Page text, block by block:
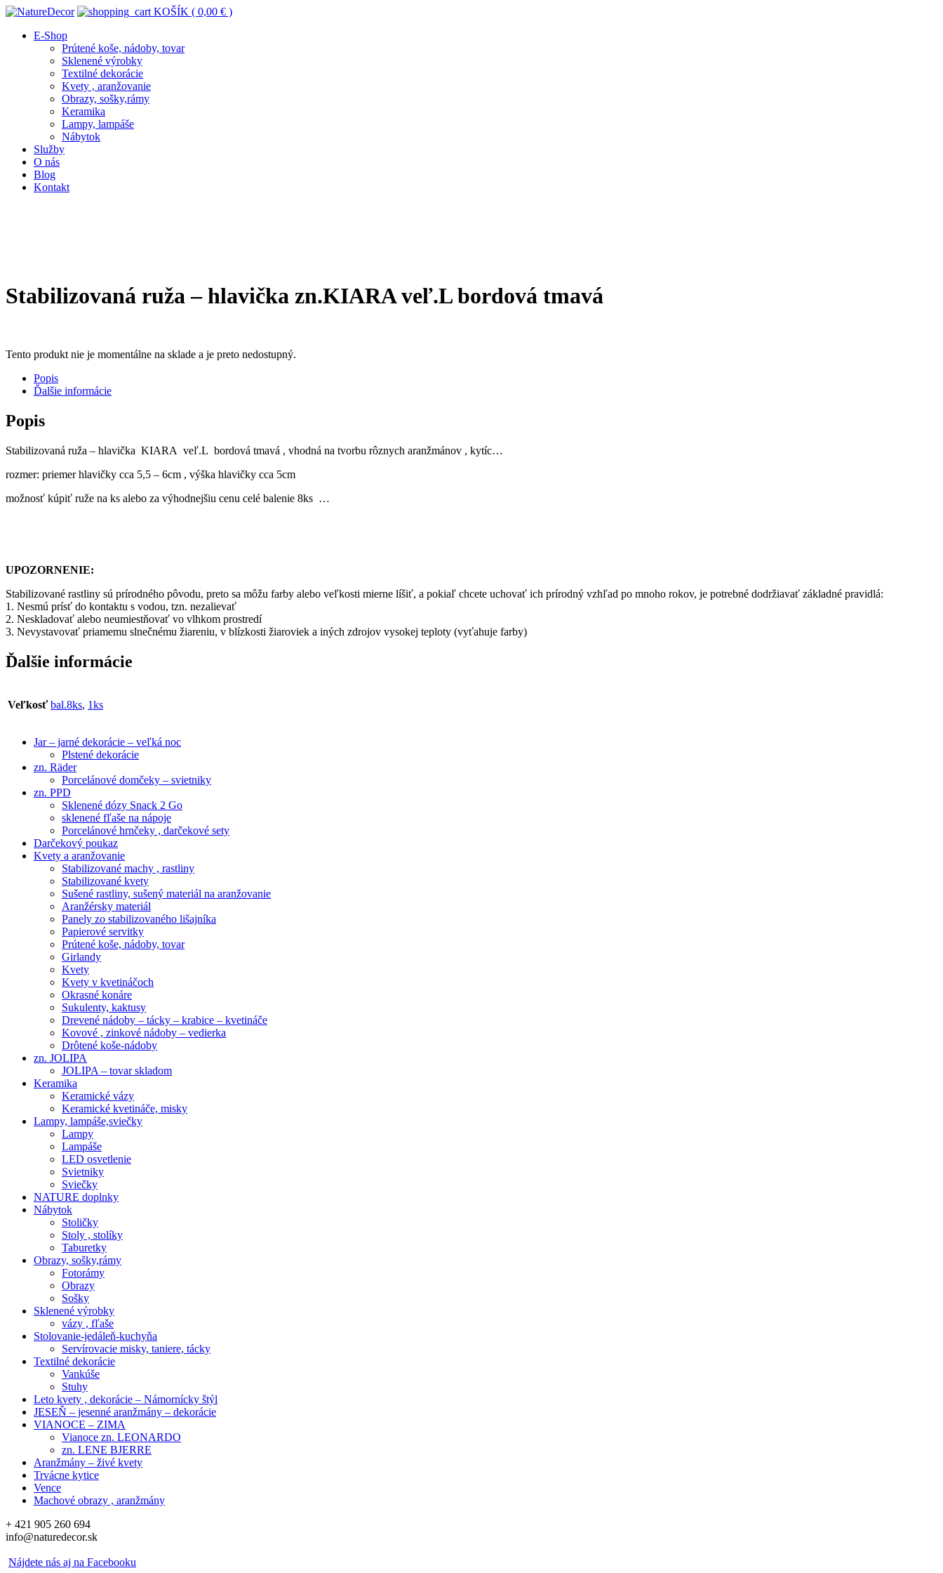
KOŠÍK ( 0,00 € )
E-Shop
Prútené koše, nádoby, tovar
Sklenené výrobky
Textilné dekorácie
Kvety , aranžovanie
Obrazy, sošky,rámy
Keramika
Lampy, lampáše
Nábytok
Služby
O nás
Blog
Kontakt
Stabilizovaná ruža – hlavička zn.KIARA veľ.L bordová tmavá
Tento produkt nie je momentálne na sklade a je preto nedostupný.
Popis
Ďalšie informácie
Popis
Stabilizovaná ruža – hlavička KIARA veľ.L bordová tmavá , vhodná na tvorbu rôznych aranžmánov , kytíc…
rozmer: priemer hlavičky cca 5,5 – 6cm , výška hlavičky cca 5cm
možnosť kúpiť ruže na ks alebo za výhodnejšiu cenu celé balenie 8ks …
UPOZORNENIE:
Stabilizované rastliny sú prírodného pôvodu, preto sa môžu farby alebo veľkosti mierne líšiť, a pokiaľ chcete uchovať ich prírodný vzhľad po mnoho rokov, je potrebné dodržiavať základné pravidlá:
1. Nesmú prísť do kontaktu s vodou, tzn. nezalievať
2. Neskladovať alebo neumiestňovať vo vlhkom prostredí
3. Nevystavovať priamemu slnečnému žiareniu, v blízkosti žiaroviek a iných zdrojov vysokej teploty (vyťahuje farby)
Ďalšie informácie
Veľkosť bal.8ks, 1ks
Jar – jarné dekorácie – veľká noc
Plstené dekorácie
zn. Räder
Porcelánové domčeky – svietniky
zn. PPD
Sklenené dózy Snack 2 Go
sklenené fľaše na nápoje
Porcelánové hrnčeky , darčekové sety
Darčekový poukaz
Kvety a aranžovanie
Stabilizované machy , rastliny
Stabilizované kvety
Sušené rastliny, sušený materiál na aranžovanie
Aranžérsky materiál
Panely zo stabilizovaného lišajníka
Papierové servitky
Prútené koše, nádoby, tovar
Girlandy
Kvety
Kvety v kvetináčoch
Okrasné konáre
Sukulenty, kaktusy
Drevené nádoby – tácky – krabice – kvetináče
Kovové , zinkové nádoby – vedierka
Drôtené koše-nádoby
zn. JOLIPA
JOLIPA – tovar skladom
Keramika
Keramické vázy
Keramické kvetináče, misky
Lampy, lampáše,sviečky
Lampy
Lampáše
LED osvetlenie
Svietniky
Sviečky
NATURE doplnky
Nábytok
Stoličky
Stoly , stolíky
Taburetky
Obrazy, sošky,rámy
Fotorámy
Obrazy
Sošky
Sklenené výrobky
vázy , fľaše
Stolovanie-jedáleň-kuchyňa
Servírovacie misky, taniere, tácky
Textilné dekorácie
Vankúše
Stuhy
Leto kvety , dekorácie – Námornícky štýl
JESEŇ – jesenné aranžmány – dekorácie
VIANOCE – ZIMA
Vianoce zn. LEONARDO
zn. LENE BJERRE
Aranžmány – živé kvety
Trvácne kytice
Vence
Machové obrazy , aranžmány
+ 421 905 260 694
info@naturedecor.sk
Nájdete nás aj na Facebooku